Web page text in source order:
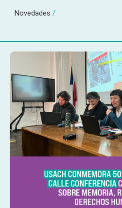
Novedades /